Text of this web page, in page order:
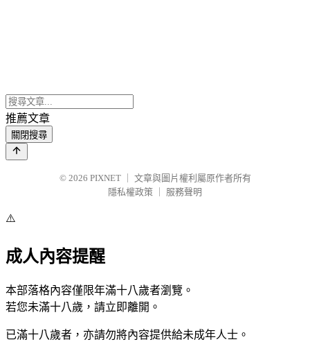
推薦文章
關閉搜尋
© 2026 PIXNET
文章與圖片權利屬原作者所有
隱私權政策
服務聲明
⚠️
成人內容提醒
本部落格內容僅限年滿十八歲者瀏覽。
若您未滿十八歲，請立即離開。
已滿十八歲者，亦請勿將內容提供給未成年人士。